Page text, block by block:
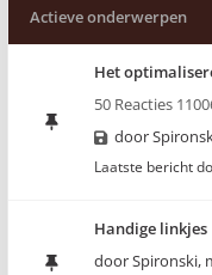
Actieve onderwerpen
Het
50 Reacties
door
Laatste bericht
Handige linkjes
doorSpironski,